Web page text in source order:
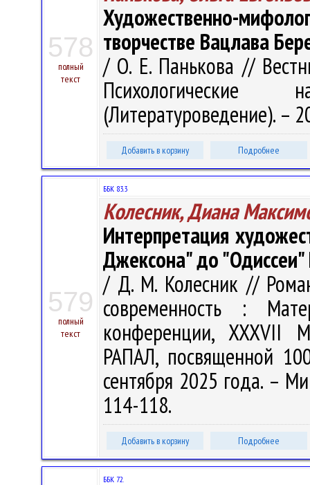
578
полный
текст
Художественно-
творчестве Вацлава
/ О. Е. Панькова //
Психологические
(Литературоведение). –
Добавить в корзину Подробнее
579
полный
текст
ББК 83.3
Колесник, Диана
Интерпретация
Джексона" до "Одиссеи"
/ Д. М. Колесник //
современность :
конференции, XXXVII
РАПАЛ, посвященной
сентября 2025 года. –
114-118.
Добавить в корзину Подробнее
ББК 72.